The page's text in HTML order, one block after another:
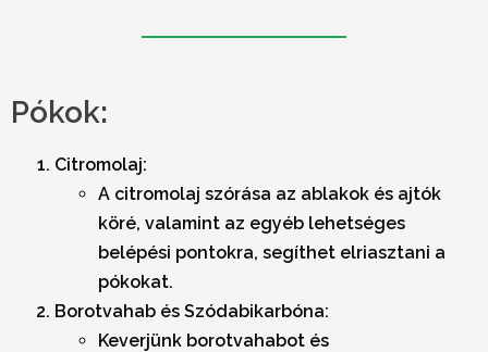
Pókok:
Citromolaj:
A citromolaj szórása az ablakok és ajtók
köré, valamint az egyéb lehetséges
belépési pontokra, segíthet elriasztani a
pókokat.
Borotvahab és Szódabikarbóna:
Keverjünk borotvahabot és